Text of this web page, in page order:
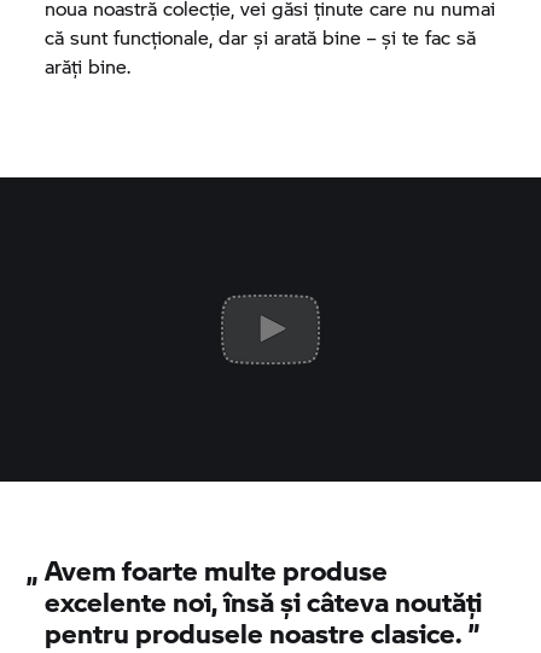
noua noastră colecție, vei găsi ținute care nu numai
că sunt funcționale, dar și arată bine – și te fac să
arăți bine.
„Avem foarte multe produse
excelente noi, însă și câteva noutăți
pentru produsele noastre clasice.”